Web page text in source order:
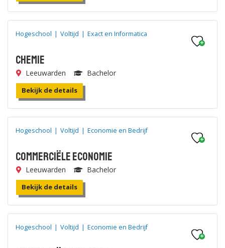
Hogeschool | Voltijd | Exact en Informatica
Chemie
Leeuwarden Bachelor
Bekijk de details
Hogeschool | Voltijd | Economie en Bedrijf
Commerciële Economie
Leeuwarden Bachelor
Bekijk de details
Hogeschool | Voltijd | Economie en Bedrijf